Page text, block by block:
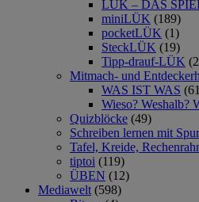
LÜK – DAS
miniLÜK (189)
pocketLÜK (1)
SteckLÜK (19)
Tipp-drauf-LÜK
Mitmach- und
WAS IST WAS
Wieso? Weshalb?
Quizblöcke (49)
Schreiben lernen mit
Tafel, Kreide,
tiptoi (119)
ÜBEN (12)
Mediawelt (598)